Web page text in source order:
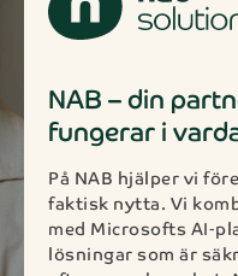
NAB – din
fungerar i
På NAB hjälper vi
faktisk nytta. Vi
med Microsofts
lösningar som är